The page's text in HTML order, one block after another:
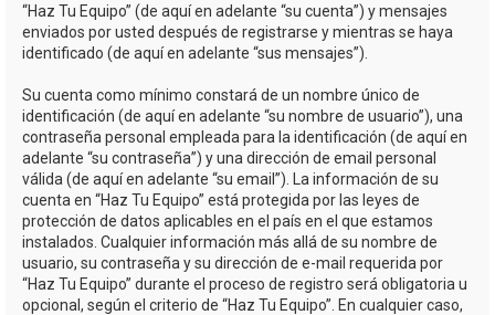
“Haz Tu Equipo” (de aquí en adelante “su cuenta”) y mensajes
enviados por usted después de registrarse y mientras se haya
identificado (de aquí en adelante “sus mensajes”).
Su cuenta como mínimo constará de un nombre único de
identificación (de aquí en adelante “su nombre de usuario”), una
contraseña personal empleada para la identificación (de aquí en
adelante “su contraseña”) y una dirección de email personal
válida (de aquí en adelante “su email”). La información de su
cuenta en “Haz Tu Equipo” está protegida por las leyes de
protección de datos aplicables en el país en el que estamos
instalados. Cualquier información más allá de su nombre de
usuario, su contraseña y su dirección de e-mail requerida por
“Haz Tu Equipo” durante el proceso de registro será obligatoria u
opcional, según el criterio de “Haz Tu Equipo”. En cualquier caso,